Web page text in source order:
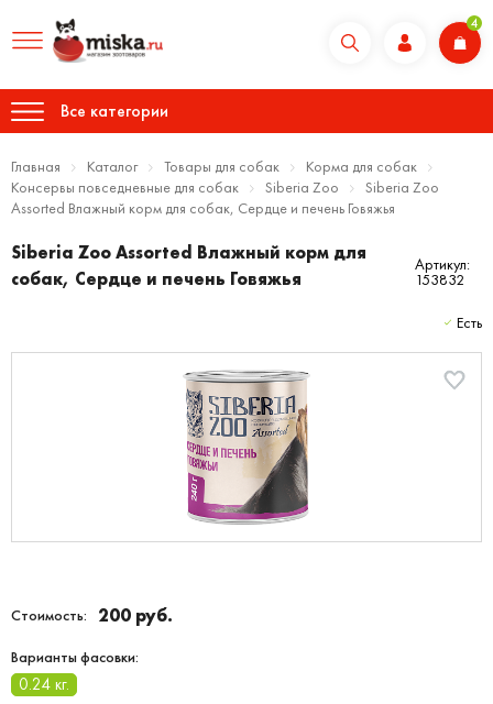
4
Все категории
Главная Каталог Товары для собак
Корма для собак
Консервы повседневные для собак
Siberia Zoo
Siberia Zoo
Assorted Влажный корм для собак, Сердце и печень Говяжья
Siberia Zoo Assorted Влажный корм для
собак, Сердце и печень Говяжья
Артикул:
153832
Есть
Стоимость: 200 руб.
Варианты фасовки:
0.24 кг.